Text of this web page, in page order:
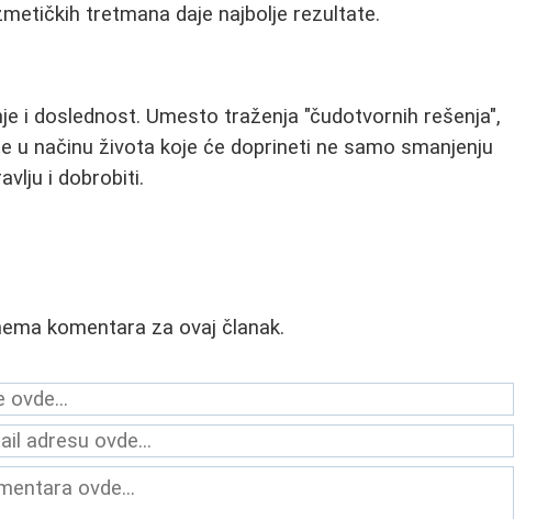
tretmana daje najbolje rezultate.
i doslednost. Umesto traženja "čudotvornih rešenja",
u načinu života koje će doprineti ne samo smanjenju
i dobrobiti.
komentara za ovaj članak.